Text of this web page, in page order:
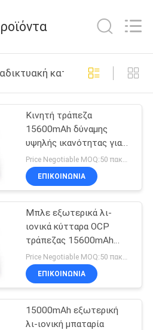
κατασκευή
Κινητή τράπεζα
15600mAh δύναμης
υψηλής ικανότητας για
Iphone 5/4S
Price Negotiable MOQ:50 πακέτα
ΕΠΙΚΟΙΝΩΝΊΑ
Μπλε εξωτερικά λι-
ιονικά κύτταρα OCP
τράπεζας 15600mAh
ισχύος της μπαταρίας
για Ipad
ΕΠΙΚΟΙΝΩΝΊΑ
15000mAh εξωτερική
λι-ιονική μπαταρία